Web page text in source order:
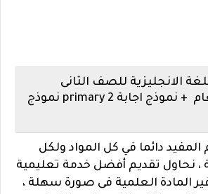
الانجليزية للصف الثانى
الابتدائي اخر العام + نموذج اجابة primary 2 نموذج
دائما في كل المواد ولكل
، نحاول تقديم أفضل خدمة تعليمية
المادة العلمية فى صورة سهلة ،